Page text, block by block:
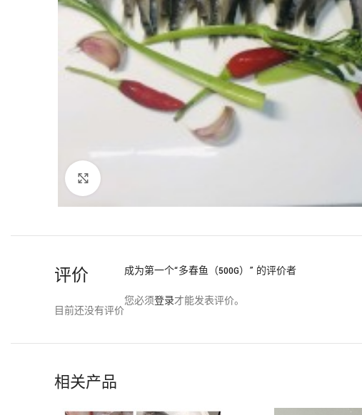
评价
目前还没有评价
成为第一个“多春鱼（500G）” 的评价者
您必须登录才能发表评价。
相关产品